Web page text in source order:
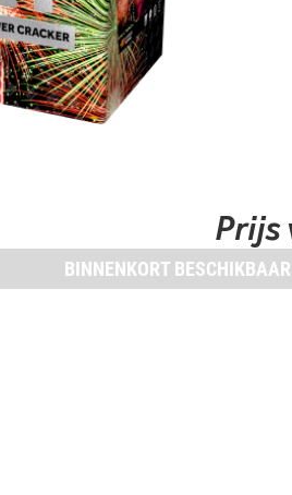
Prijs
BINNENKORT BESCHIKBAAR